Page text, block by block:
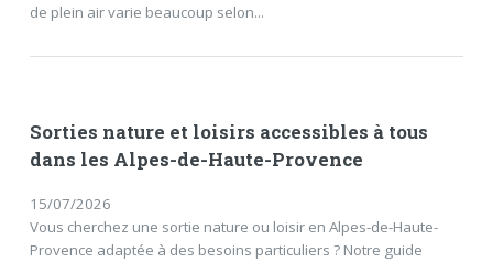
de plein air varie beaucoup selon...
Sorties nature et loisirs accessibles à tous
dans les Alpes-de-Haute-Provence
15/07/2026
Vous cherchez une sortie nature ou loisir en Alpes-de-Haute-
Provence adaptée à des besoins particuliers ? Notre guide